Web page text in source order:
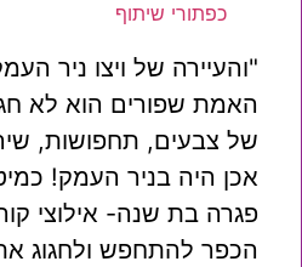
כפתורי שיתוף
"והעיירה של ויצו ניר
האמת שפורים הוא לא
של צבעים, תחפושות,
אכן היה בניר העמק!
פגרה בת שנה- אילוצי
הכפר להתחפש ולחגוג